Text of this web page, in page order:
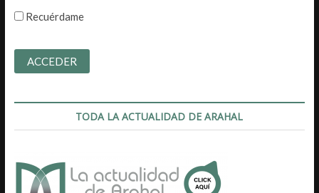
Recuérdame
TODA LA ACTUALIDAD DE ARAHAL